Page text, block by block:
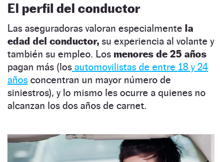
El perfil del conductor
Las aseguradoras valoran especialmente la
edad del conductor, su experiencia al volante y
también su empleo. Los menores de 25 años
pagan más (los automovilistas de entre 18 y 24
años concentran un mayor número de
siniestros), y lo mismo les ocurre a quienes no
alcanzan los dos años de carnet.